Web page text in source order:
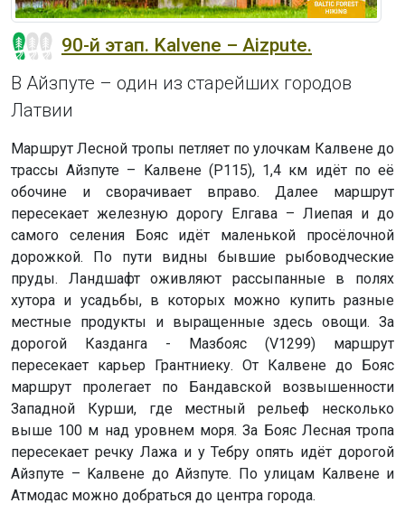
90-й этап. Kalvene – Aizpute.
В Айзпуте – один из старейших городов
Латвии
Маршрут Лесной тропы петляет по улочкам Калвене до
трассы Айзпуте – Kaлвене (P115), 1,4 км идёт по её
обочине и сворачивает вправо. Далее маршрут
пересекает железную дорогу Елгава – Лиепая и до
самого селения Бояс идёт маленькой просёлочной
дорожкой. По пути видны бывшие рыбоводческие
пруды. Ландшафт оживляют рассыпанные в полях
хутора и усадьбы, в которых можно купить разные
местные продукты и выращенные здесь овощи. За
дорогой Казданга - Мазбояс (V1299) маршрут
пересекает карьер Грантниеку. От Калвене до Бояс
маршрут пролегает по Бандавской возвышенности
Западной Курши, где местный рельеф несколько
выше 100 м над уровнем моря. За Бояс Лесная тропа
пересекает речку Лажа и у Тебру опять идёт дорогой
Айзпуте – Kaлвене до Айзпуте. По улицам Kaлвене и
Атмодас можно добраться до центра города.